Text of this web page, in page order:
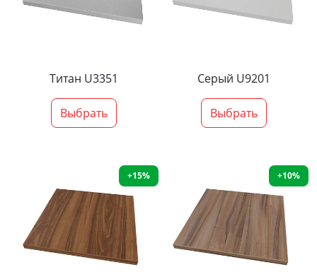
Титан U3351
Выбрать
Серый U9201
Выбрать
+15% +10%